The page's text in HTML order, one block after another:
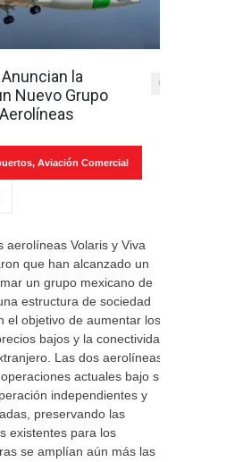
la
Nuevo Grupo
0
, Aviación Comercial
aerolíneas Volaris y Viva
que han alcanzado un
un grupo mexicano de
estructura de sociedad
el objetivo de aumentar los
bajos y la conectividad
Las dos aerolíneas
actuales bajo sus
independientes y
preservando las
existentes para los
se amplían aún más las